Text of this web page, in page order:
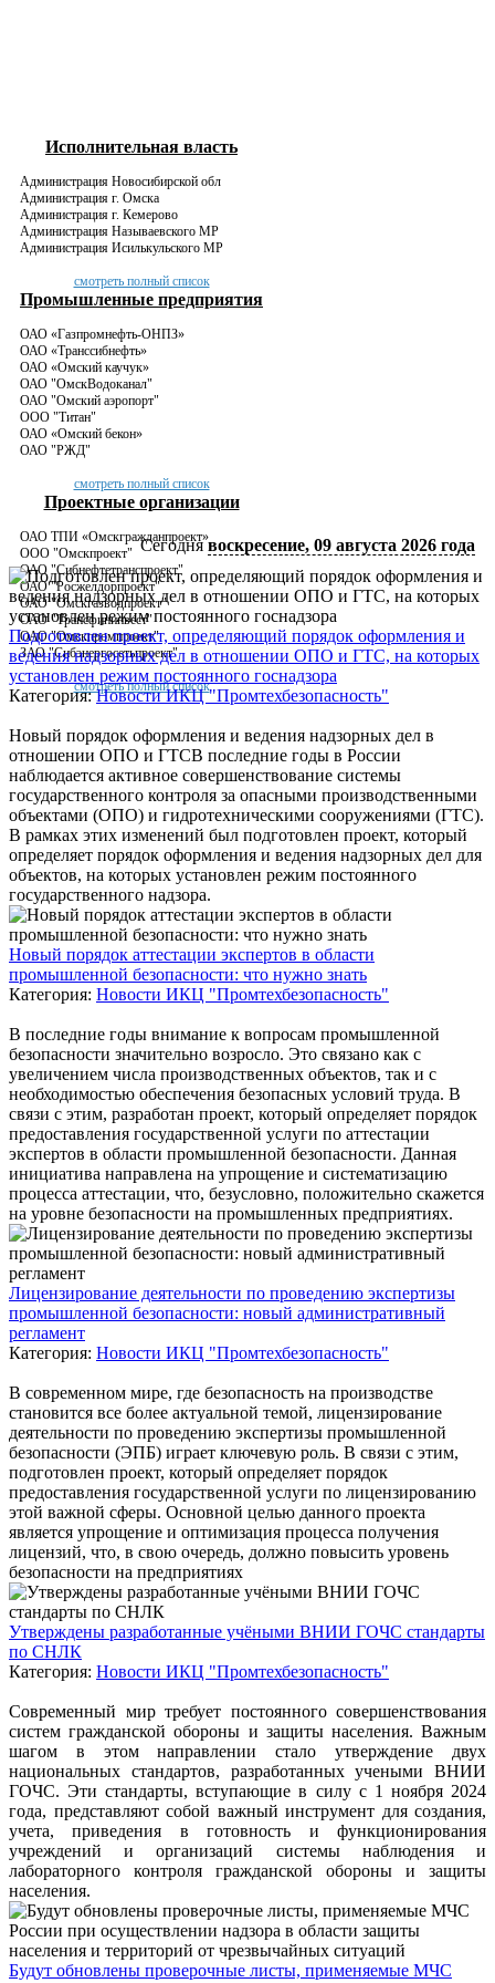
пожарной безопасности
Сейчас в работе
у наших специалистов
1
Разрабатываем документы
охране окружающей среды
Сейчас в работе
у наших специалистов
(3822) 52-95-
promtex-
tomsk@mail.ru
Исполнительная власть
Администрация Новосибирской обл
Администрация г. Омска
Администрация г. Кемерово
Администрация Называевского МР
Администрация Исилькульского МР
смотреть полный список
Промышленные предприятия
ОАО «Газпромнефть-ОНПЗ»
ОАО «Транссибнефть»
ОАО «Омский каучук»
ОАО "ОмскВодоканал"
ОАО "Омский аэропорт"
ООО "Титан"
ОАО «Омский бекон»
ОАО "РЖД"
смотреть полный список
Проектные организации
ОАО ТПИ «Омскгражданпроект»
ООО "Омскпроект"
ОАО "Сибнефтетранспроект"
ОАО "Росжелдорпроект"
ОАО "Омскгазводпроект"
ОАО "Трансфининвест"
ОАО "Омскпромпроект"
ЗАО "Сибэнергосетьпроект"
смотреть полный список
Сегоднявоскресение, 09 августа 2026 года
Подготовлен проект, определяющий порядок оформления и
ведения надзорных дел в отношении ОПО и ГТС, на которых
установлен режим постоянного госнадзора
Категория:Новости ИКЦ "Промтехбезопасность"
Новый порядок оформления и ведения надзорных дел в
отношении ОПО и ГТСВ последние годы в России
наблюдается активное совершенствование системы
государственного контроля за опасными производственными
объектами (ОПО) и гидротехническими сооружениями (ГТС).
В рамках этих изменений был подготовлен проект, который
определяет порядок оформления и ведения надзорных дел для
объектов, на которых установлен режим постоянного
государственного надзора.
Новый порядок аттестации экспертов в области
промышленной безопасности: что нужно знать
Категория: Новости ИКЦ "Промтехбезопасность"
В последние годы внимание к вопросам промышленной
безопасности значительно возросло. Это связано как с
увеличением числа производственных объектов, так и с
необходимостью обеспечения безопасных условий труда. В
связи с этим, разработан проект, который определяет порядок
предоставления государственной услуги по аттестации
экспертов в области промышленной безопасности. Данная
инициатива направлена на упрощение и систематизацию
процесса аттестации, что, безусловно, положительно скажется
на уровне безопасности на промышленных предприятиях.
Лицензирование деятельности по проведению экспертизы
промышленной безопасности: новый административный
регламент
Категория: Новости ИКЦ "Промтехбезопасность"
В современном мире, где безопасность на производстве
становится все более актуальной темой, лицензирование
деятельности по проведению экспертизы промышленной
безопасности (ЭПБ) играет ключевую роль. В связи с этим,
подготовлен проект, который определяет порядок
предоставления государственной услуги по лицензированию
этой важной сферы. Основной целью данного проекта
является упрощение и оптимизация процесса получения
лицензий, что, в свою очередь, должно повысить уровень
безопасности на предприятиях
Утверждены разработанные учёными ВНИИ ГОЧС стандарты
по СНЛК
Категория: Новости ИКЦ "Промтехбезопасность"
Современный мир требует постоянного совершенствования
систем гражданской обороны и защиты населения. Важным
шагом в этом направлении стало утверждение двух
национальных стандартов, разработанных учеными ВНИИ
ГОЧС. Эти стандарты, вступающие в силу с 1 ноября 2024
года, представляют собой важный инструмент для создания,
учета, приведения в готовность и функционирования
учреждений и организаций системы наблюдения и
лабораторного контроля гражданской обороны и защиты
населения.
Будут обновлены проверочные листы, применяемые МЧС